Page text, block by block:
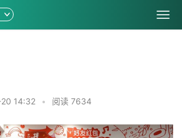
14:32 • 阅读 7634